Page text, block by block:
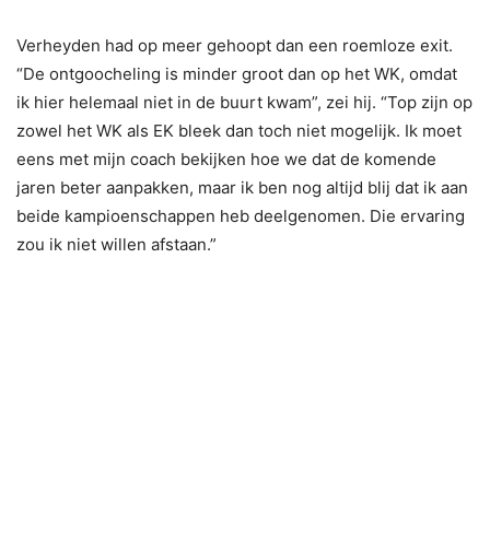
Verheyden had op meer gehoopt dan een roemloze exit.
“De ontgoocheling is minder groot dan op het WK, omdat
ik hier helemaal niet in de buurt kwam”, zei hij. “Top zijn op
zowel het WK als EK bleek dan toch niet mogelijk. Ik moet
eens met mijn coach bekijken hoe we dat de komende
jaren beter aanpakken, maar ik ben nog altijd blij dat ik aan
beide kampioenschappen heb deelgenomen. Die ervaring
zou ik niet willen afstaan.”